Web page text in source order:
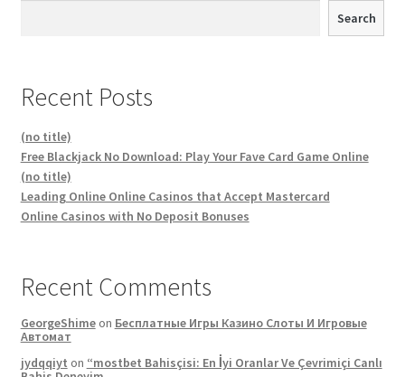
Search
Recent Posts
(no title)
Free Blackjack No Download: Play Your Fave Card Game Online
(no title)
Leading Online Online Casinos that Accept Mastercard
Online Casinos with No Deposit Bonuses
Recent Comments
GeorgeShimeon Бесплатные Игры Казино Слоты И Игровые
Автомат
jydqqiyt on “mostbet Bahisçisi: En İyi Oranlar Ve Çevrimiçi Canlı